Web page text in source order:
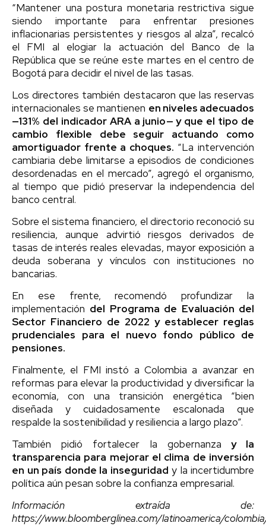
“Mantener una postura monetaria restrictiva sigue
siendo importante para enfrentar presiones
inflacionarias persistentes y riesgos al alza”, recalcó
el FMI al elogiar la actuación del Banco de la
República que se reúne este martes en el centro de
Bogotá para decidir el nivel de las tasas.
Los directores también destacaron que las reservas
internacionales se mantienen en niveles adecuados
—131% del indicador ARA a junio— y que el tipo de
cambio flexible debe seguir actuando como
amortiguador frente a choques. “La intervención
cambiaria debe limitarse a episodios de condiciones
desordenadas en el mercado”, agregó el organismo,
al tiempo que pidió preservar la independencia del
banco central.
Sobre el sistema financiero, el directorio reconoció su
resiliencia, aunque advirtió riesgos derivados de
tasas de interés reales elevadas, mayor exposición a
deuda soberana y vínculos con instituciones no
bancarias.
En ese frente, recomendó profundizar la
implementación del Programa de Evaluación del
Sector Financiero de 2022 y establecer reglas
prudenciales para el nuevo fondo público de
pensiones.
Finalmente, el FMI instó a Colombia a avanzar en
reformas para elevar la productividad y diversificar la
economía, con una transición energética “bien
diseñada y cuidadosamente escalonada que
respalde la sostenibilidad y resiliencia a largo plazo”.
También pidió fortalecer la gobernanza y la
transparencia para mejorar el clima de inversión
en un país donde la inseguridad y la incertidumbre
política aún pesan sobre la confianza empresarial.
Información extraída de:
https://www.bloomberglinea.com/latinoamerica/